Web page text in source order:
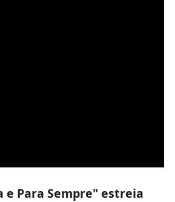
e Para Sempre" estreia